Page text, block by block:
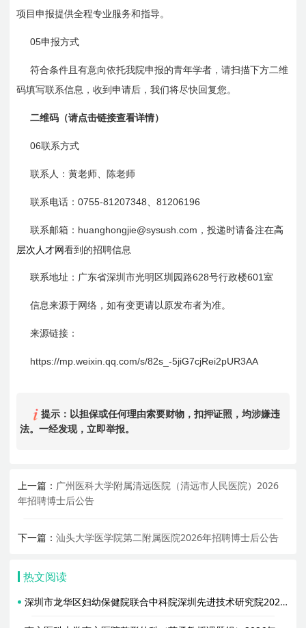
项目申报提供全程专业服务和指导。
05申报方式
符合条件且有意向依托我院申报的青年学者，请扫描下方二维
码填写联系信息，收到申请后，我们将尽快回复您。
二维码（请点击链接查看详情）
06联系方式
联系人：黄老师、 陈老师
联系电话：0755-81207348 、81206196
联系邮箱： huanghongjie@sysush.com，投递时请备注在高
层次人才网看到的招聘信息
联系地址：广东省深圳市光明区圳园路628号行政楼601室
信息来源于网络，如有变更请以原发布者为准。
来源链接：
https://mp.weixin.qq.com/s/82s_-5jiG7cjRei2pUR3AA
提示：以担保或任何理由索要财物，扣押证照，均涉嫌违
法。一经发现，立即举报。
上一篇： 广州医科大学附属清远医院（清远市人民医院）2026
年招聘博士后公告
下一篇：汕头大学医学院第二附属医院2026年招聘博士后公告
热文阅读
深圳市龙华区妇幼保健院联合中科院深圳先进技术研究院2026年招聘博士后